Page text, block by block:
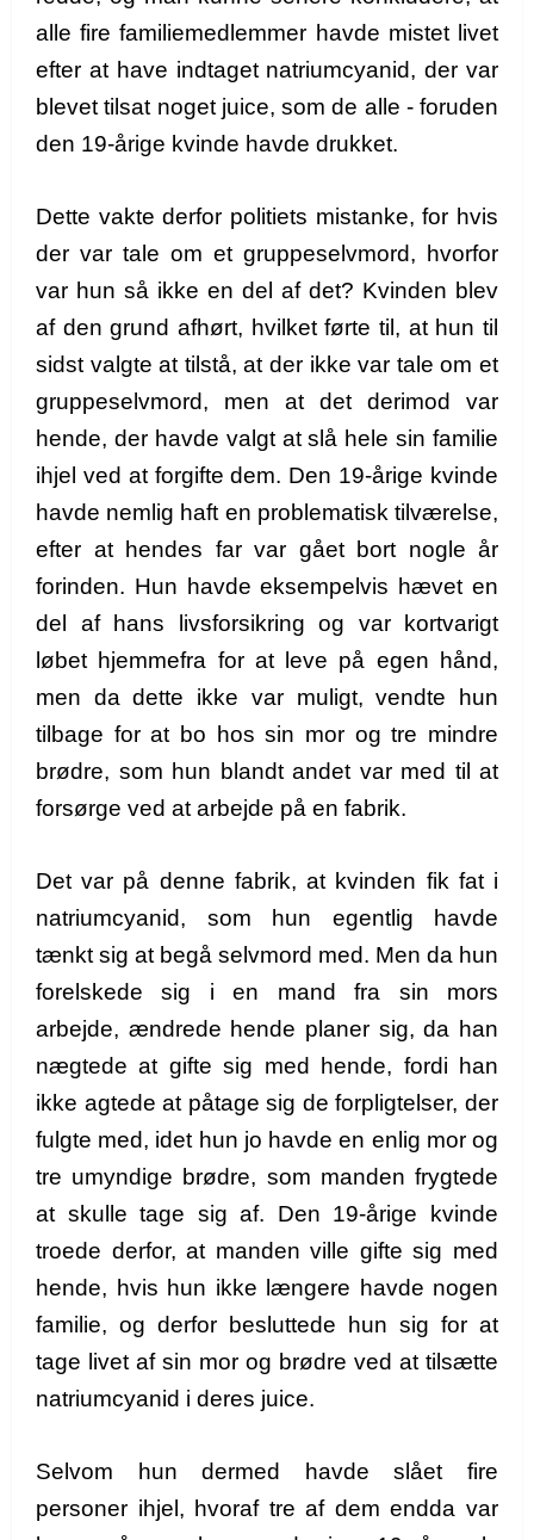
alle fire familiemedlemmer havde mistet livet
efter at have indtaget natriumcyanid, der var
blevet tilsat noget juice, som de alle - foruden
den 19-årige kvinde havde drukket.
Dette vakte derfor politiets mistanke, for hvis
der var tale om et gruppeselvmord, hvorfor
var hun så ikke en del af det? Kvinden blev
af den grund afhørt, hvilket førte til, at hun til
sidst valgte at tilstå, at der ikke var tale om et
gruppeselvmord, men at det derimod var
hende, der havde valgt at slå hele sin familie
ihjel ved at forgifte dem. Den 19-årige kvinde
havde nemlig haft en problematisk tilværelse,
efter at hendes far var gået bort nogle år
forinden. Hun havde eksempelvis hævet en
del af hans livsforsikring og var kortvarigt
løbet hjemmefra for at leve på egen hånd,
men da dette ikke var muligt, vendte hun
tilbage for at bo hos sin mor og tre mindre
brødre, som hun blandt andet var med til at
forsørge ved at arbejde på en fabrik.
Det var på denne fabrik, at kvinden fik fat i
natriumcyanid, som hun egentlig havde
tænkt sig at begå selvmord med. Men da hun
forelskede sig i en mand fra sin mors
arbejde, ændrede hende planer sig, da han
nægtede at gifte sig med hende, fordi han
ikke agtede at påtage sig de forpligtelser, der
fulgte med, idet hun jo havde en enlig mor og
tre umyndige brødre, som manden frygtede
at skulle tage sig af. Den 19-årige kvinde
troede derfor, at manden ville gifte sig med
hende, hvis hun ikke længere havde nogen
familie, og derfor besluttede hun sig for at
tage livet af sin mor og brødre ved at tilsætte
natriumcyanid i deres juice.
Selvom hun dermed havde slået fire
personer ihjel, hvoraf tre af dem endda var